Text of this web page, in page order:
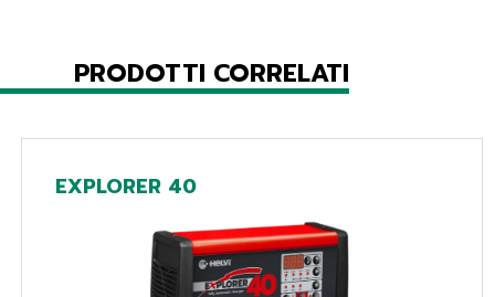
PRODOTTI CORRELATI
EXPLORER 40